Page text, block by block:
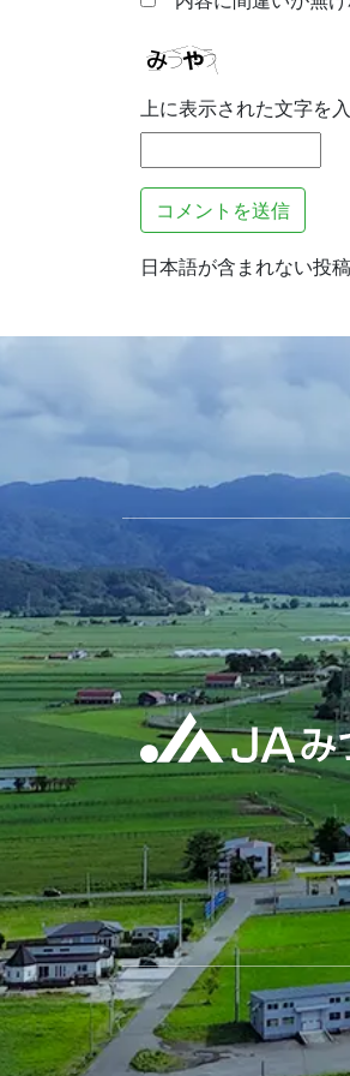
上に表示された文字を
日本語が含まれない投